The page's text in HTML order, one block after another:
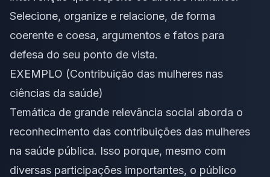
Selecione, organize e relacione, de forma
coerente e coesa, argumentos e fatos para
defesa do seu ponto de vista.
EXEMPLO (Contribuição das mulheres nas
ciências da saúde)
Temática de grande relevância social aborda o
reconhecimento das contribuições das mulheres
na saúde pública. Isso porque, mesmo com
diversas participações importantes, o público